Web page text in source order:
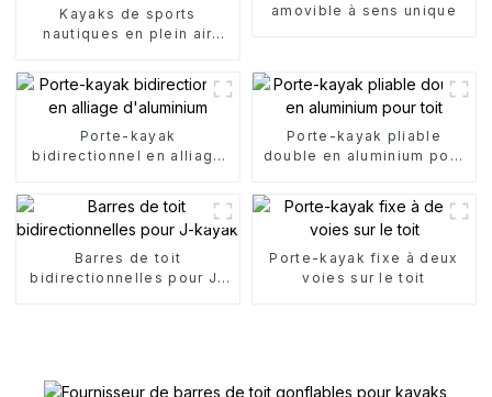
Kayaks de sports
nautiques en plein air
amovible à sens unique
Porte-kayak
bidirectionnel en alliage
Porte-kayak pliable
double en aluminium pour
Barres de toit
bidirectionnelles pour J-
Porte-kayak fixe à deux
voies sur le toit